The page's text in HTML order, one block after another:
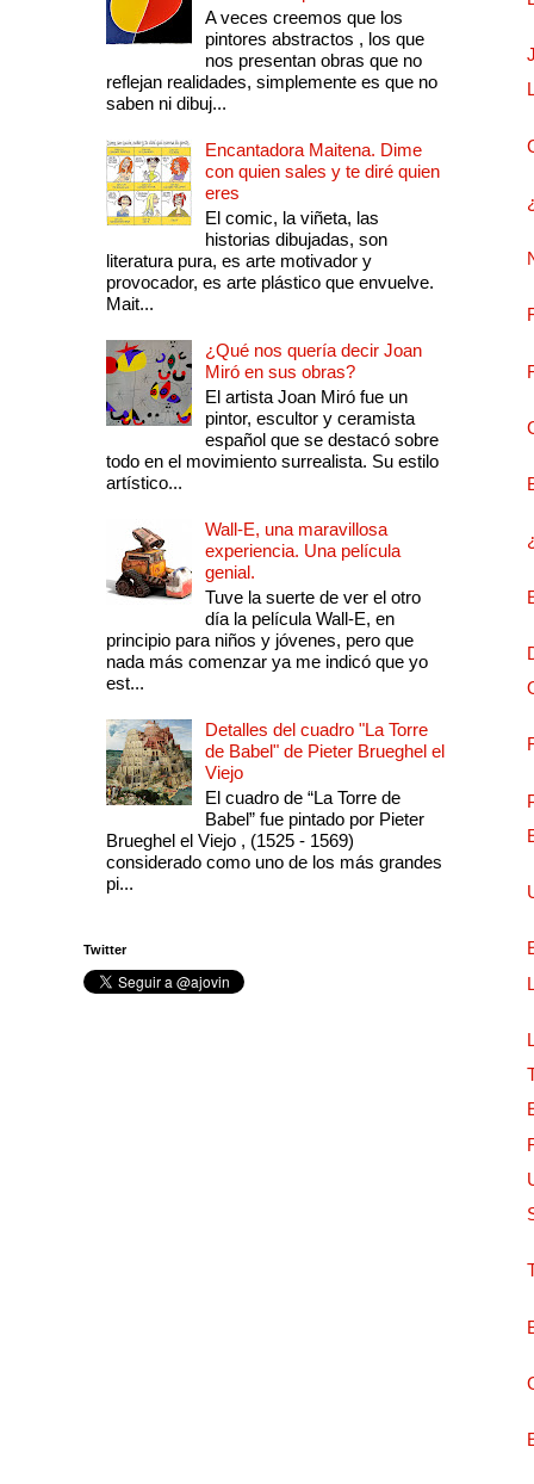
A veces creemos que los
pintores abstractos , los que
nos presentan obras que no
reflejan realidades, simplemente es que no
saben ni dibuj...
Encantadora Maitena. Dime
con quien sales y te diré quien
eres
El comic, la viñeta, las
historias dibujadas, son
literatura pura, es arte motivador y
provocador, es arte plástico que envuelve.
Mait...
¿Qué nos quería decir Joan
Miró en sus obras?
El artista Joan Miró fue un
pintor, escultor y ceramista
español que se destacó sobre
todo en el movimiento surrealista. Su estilo
artístico...
Wall-E, una maravillosa
experiencia. Una película
genial.
Tuve la suerte de ver el otro
día la película Wall-E, en
principio para niños y jóvenes, pero que
nada más comenzar ya me indicó que yo
est...
Detalles del cuadro "La Torre
de Babel" de Pieter Brueghel el
Viejo
El cuadro de “La Torre de
Babel” fue pintado por Pieter
Brueghel el Viejo , (1525 - 1569)
considerado como uno de los más grandes
pi...
Twitter